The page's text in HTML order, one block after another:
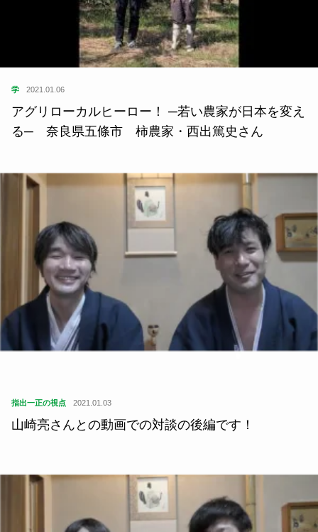
学 2021.01.06
アグリローカルヒーロー！ ─若い農家が日本を変え
る─ 奈良県五條市 柿農家・西出篤史さん
指出一正の視点 2021.01.03
山崎亮さんとの動画での対談の後編です！